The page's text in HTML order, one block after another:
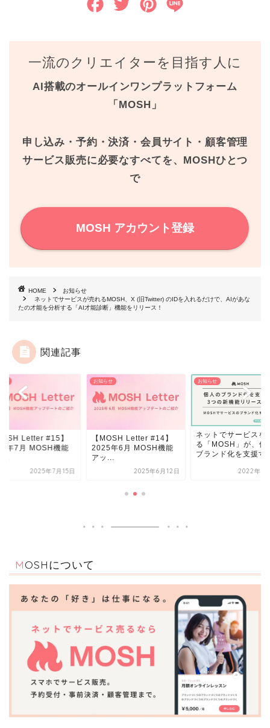
e
b
o
k
t
t
t
e
s
e
一流のクリエイターを目指す人に
AI搭載のオールインワンプラットフォーム
「MOSH」
申し込み・予約・決済・会員サイト・顧客管理
サービス販売に必要なすべてを、MOSHひとつ
で
MOSH アカウント登録
HOME
お知らせ
ネットでサービスが売れるMOSH、X (旧Twitter) のIDを入れるだけで、AIがあな
たの才能を分析する「AI才能診断」機能をリリース！
関連記事
Letter #15】
年7月 MOSH機能
...
2025年7月15日
お知らせ
【MOSH Letter #14】
2025年6月 MOSH機能
アッ...
2025年6月12日
お知らせ
ネットでサービスを
る「MOSH」が、個
ブランド化を支援す
2022年4
MOSHについて